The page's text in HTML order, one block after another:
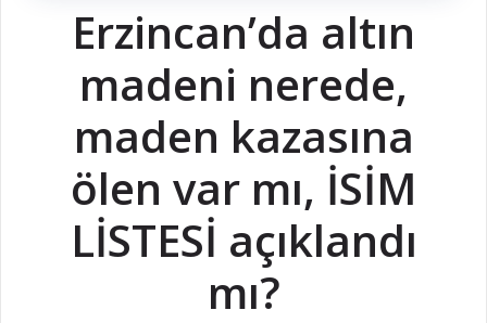
Erzincan’da altın
madeni nerede,
maden kazasına
ölen var mı, İSİM
LİSTESİ açıklandı
mı?